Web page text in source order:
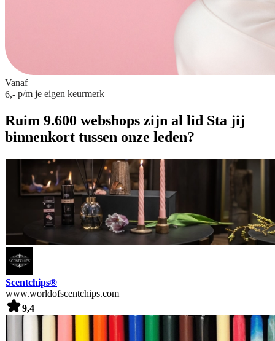
Vanaf
6,- p/m je eigen keurmerk
Ruim 9.600 webshops zijn al lid Sta jij
binnenkort tussen onze leden?
Scentchips®
www.worldofscentchips.com
9,4